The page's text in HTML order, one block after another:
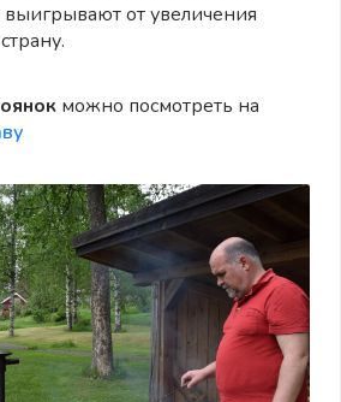
от увеличения
можно посмотреть на